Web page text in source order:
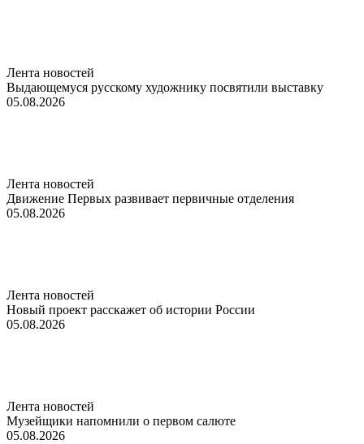
Лента новостей
Выдающемуся русскому художнику посвятили выставку
05.08.2026
Лента новостей
Движение Первых развивает первичные отделения
05.08.2026
Лента новостей
Новый проект расскажет об истории России
05.08.2026
Лента новостей
Музейщики напомнили о первом салюте
05.08.2026